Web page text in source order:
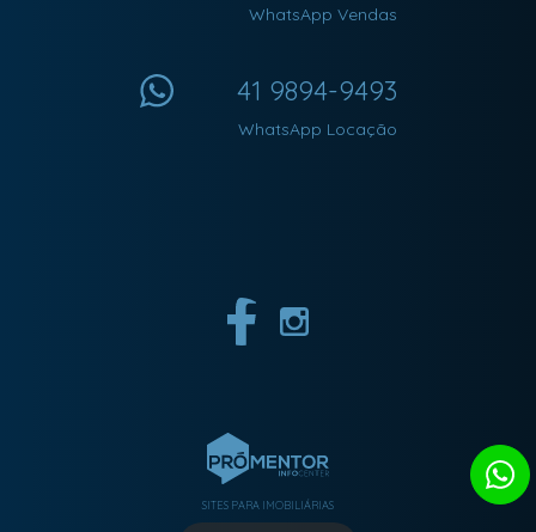
WhatsApp Vendas
41 9894-9493
WhatsApp Locação
SITES PARA IMOBILIÁRIAS